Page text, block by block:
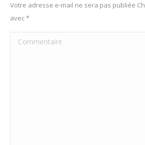
Votre adresse e-mail ne sera pas publiée
avec*
Commentaire